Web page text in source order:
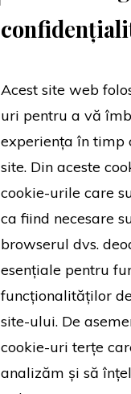
Acest site web
uri pentru a vă
experiența în timp
site. Din aceste
cookie-urile care
ca fiind necesare
browserul dvs.
esențiale pentru
funcționalităților
site-ului. De
cookie-uri terțe
analizăm și să